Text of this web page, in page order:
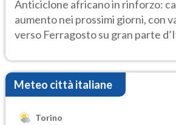
Anticiclone africano in rinforzo:
aumento nei prossimi giorni, con
verso Ferragosto su gran parte
Meteo città italiane
Torino